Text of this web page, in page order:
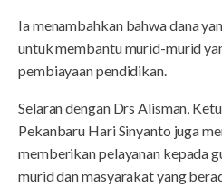
Ia menambahkan bahwa dana
untuk membantu murid-murid
pembiayaan pendidikan.
Selaran dengan Drs Alisman,
Pekanbaru Hari Sinyanto juga
memberikan pelayanan kepada
murid dan masyarakat yang